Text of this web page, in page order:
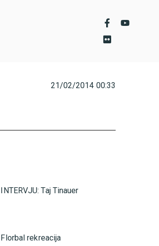
21/02/2014 00:33
INTERVJU: Taj Tinauer
Florbal rekreacija